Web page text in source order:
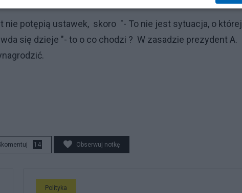
potępią ustawek, skoro "- To nie jest sytuacja, o której
się dzieje "- to o co chodzi ? W zasadzie prezydent A.
14 Obserwuj notkę
Polityka